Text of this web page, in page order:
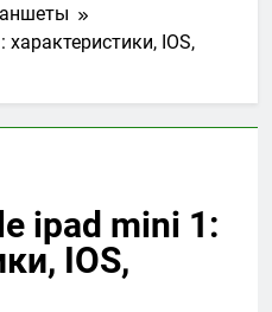
IOS,
ipad mini 1:
IOS,